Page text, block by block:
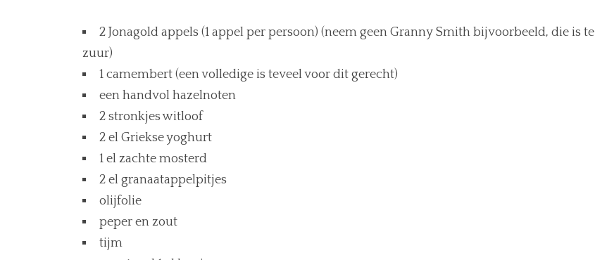
2 Jonagold appels (1 appel per persoon) (neem geen Granny Smith bijvoorbeeld, die is te
zuur)
1 camembert (een volledige is teveel voor dit gerecht)
een handvol hazelnoten
2 stronkjes witloof
2 el Griekse yoghurt
1 el zachte mosterd
2 el granaatappelpitjes
olijfolie
peper en zout
tijm